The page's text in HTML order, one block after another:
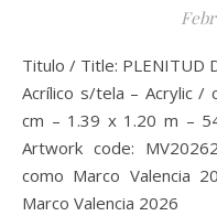
Titulo / Title: PLENITUD DEL BOSQUE Técnica / Technique:
Acrílico s/tela – Acrylic /
cm – 1.39 x 1.20 m –
Artwork code:
como Marco Valencia
Marco Valencia 2026